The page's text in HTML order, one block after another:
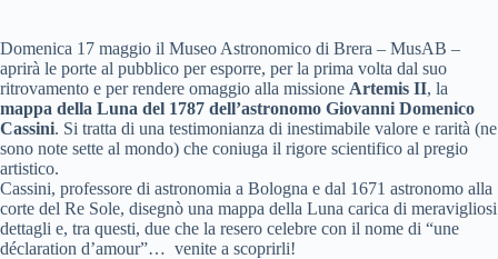
Domenica 17 maggio il Museo Astronomico di Brera – MusAB –
aprirà le porte al pubblico per esporre, per la prima volta dal suo
ritrovamento e per rendere omaggio alla missione Artemis II, la
mappa della Luna del 1787 dell’astronomo Giovanni Domenico
Cassini. Si tratta di una testimonianza di inestimabile valore e rarità (ne
sono note sette al mondo) che coniuga il rigore scientifico al pregio
artistico.
Cassini, professore di astronomia a Bologna e dal 1671 astronomo alla
corte del Re Sole, disegnò una mappa della Luna carica di meravigliosi
dettagli e, tra questi, due che la resero celebre con il nome di “une
déclaration d’amour”… venite a scoprirli!